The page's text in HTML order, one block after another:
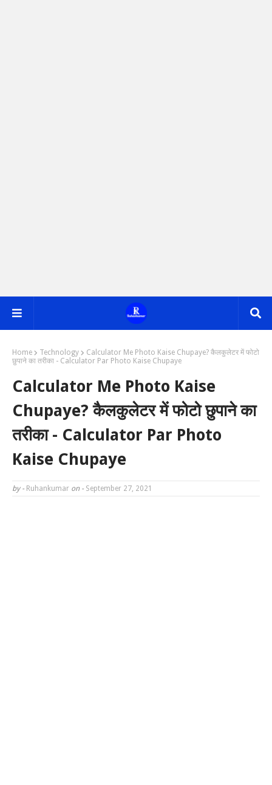
Home Technology
Calculator Me Photo Kaise Chupaye? कैलकुलेटर में फोटो
छुपाने का तरीका - Calculator Par Photo Kaise Chupaye
Calculator Me Photo Kaise
Chupaye? कैलकुलेटर में फोटो छुपाने का
तरीका - Calculator Par Photo
Kaise Chupaye
by - Ruhankumar on - September 27, 2021